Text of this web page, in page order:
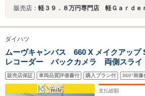
販売店： 軽３９．８万円専門店 軽Ｇａｒｄ
ダイハツ
ムーヴキャンバス 660 X メイクアッ
レコーダー バックカメラ 両側スラ
リアランスソナー 衝突被害軽減システ
ックハイビーム スマートキー アイド
プ 電動格納ミラー CVT ベンチシート
販売店保証 車両品質評価書付 購入プラン付 360°画像
支払総額